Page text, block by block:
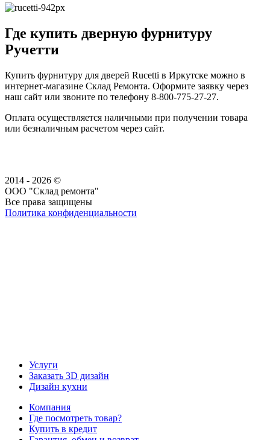
Где купить дверную фурнитуру
Ручетти
Купить фурнитуру для дверей Rucetti в Иркутске можно в
интернет-магазине Склад Ремонта. Оформите заявку через
наш сайт или звоните по телефону 8-800-775-27-27.
Оплата осуществляется наличными при получении товара
или безналичным расчетом через сайт.
2014 - 2026 ©
ООО "Склад ремонта"
Все права защищены
Политика конфиденциальности
Услуги
Заказать 3D дизайн
Дизайн кухни
Компания
Где посмотреть товар?
Купить в кредит